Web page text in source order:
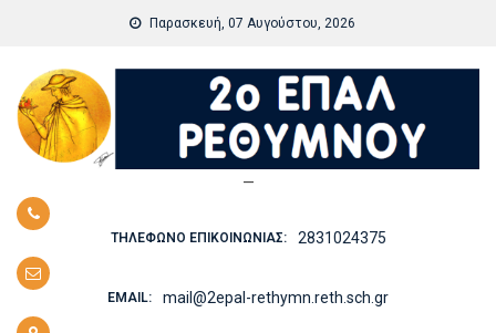
content
Παρασκευή, 07 Αυγούστου, 2026
—
ΤΗΛΈΦΩΝΟ ΕΠΙΚΟΙΝΩΝΊΑΣ: 2831024375
EMAIL: mail@2epal-rethymn.reth.sch.gr